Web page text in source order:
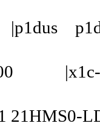
|x1c-